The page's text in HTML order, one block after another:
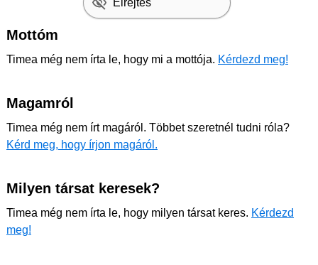
Elrejtés
Mottóm
Timea még nem írta le, hogy mi a mottója. Kérdezd meg!
Magamról
Timea még nem írt magáról. Többet szeretnél tudni róla?
Kérd meg, hogy írjon magáról.
Milyen társat keresek?
Timea még nem írta le, hogy milyen társat keres. Kérdezd
meg!